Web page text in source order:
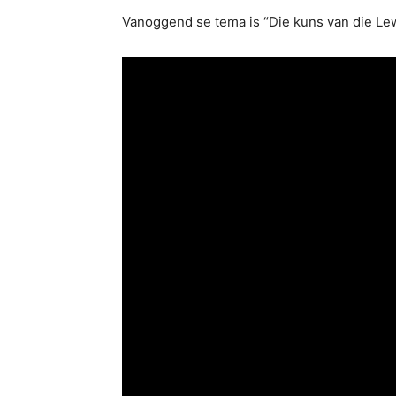
Vanoggend se tema is “Die kuns van die